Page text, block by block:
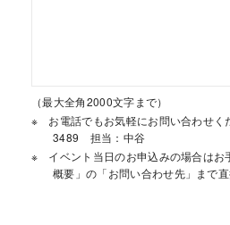
（最大全角2000文字まで）
お電話でもお気軽にお問い合わせ
3489 担当：中谷
イベント当日のお申込みの場合はお
概要」の「お問い合わせ先」まで直